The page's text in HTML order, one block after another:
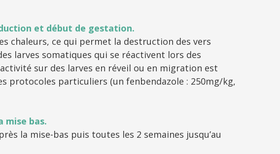
et début de gestation.
chaleurs, ce qui permet la destruction des vers
larves somatiques qui se réactivent lors des
sur des larves en réveil ou en migration est
protocoles particuliers (un fenbendazole : 250mg/kg,
mise bas.
la mise-bas puis toutes les 2 semaines jusqu’au